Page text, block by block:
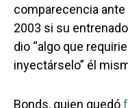
comparecencia
2003 si su
dio “algo que
inyectárselo” él
Bonds, quien quedó